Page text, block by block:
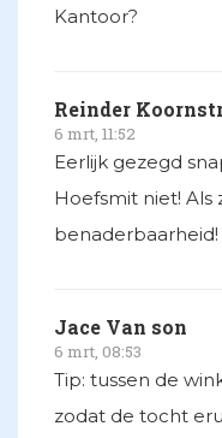
Kantoor?
Reinder
6 mrt, 11:52
Eerlijk gezegd
Hoefsmit niet! Als
benaderbaarheid!
Jace Van son
6 mrt, 08:53
Tip: tussen de
zodat de tocht